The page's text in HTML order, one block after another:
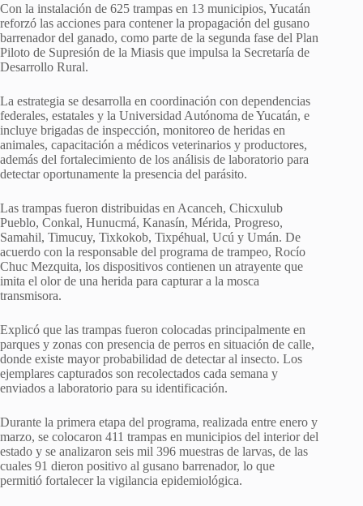
Con la instalación de 625 trampas en 13 municipios, Yucatán
reforzó las acciones para contener la propagación del gusano
barrenador del ganado, como parte de la segunda fase del Plan
Piloto de Supresión de la Miasis que impulsa la Secretaría de
Desarrollo Rural.
La estrategia se desarrolla en coordinación con dependencias
federales, estatales y la Universidad Autónoma de Yucatán, e
incluye brigadas de inspección, monitoreo de heridas en
animales, capacitación a médicos veterinarios y productores,
además del fortalecimiento de los análisis de laboratorio para
detectar oportunamente la presencia del parásito.
Las trampas fueron distribuidas en Acanceh, Chicxulub
Pueblo, Conkal, Hunucmá, Kanasín, Mérida, Progreso,
Samahil, Timucuy, Tixkokob, Tixpéhual, Ucú y Umán. De
acuerdo con la responsable del programa de trampeo, Rocío
Chuc Mezquita, los dispositivos contienen un atrayente que
imita el olor de una herida para capturar a la mosca
transmisora.
Explicó que las trampas fueron colocadas principalmente en
parques y zonas con presencia de perros en situación de calle,
donde existe mayor probabilidad de detectar al insecto. Los
ejemplares capturados son recolectados cada semana y
enviados a laboratorio para su identificación.
Durante la primera etapa del programa, realizada entre enero y
marzo, se colocaron 411 trampas en municipios del interior del
estado y se analizaron seis mil 396 muestras de larvas, de las
cuales 91 dieron positivo al gusano barrenador, lo que
permitió fortalecer la vigilancia epidemiológica.